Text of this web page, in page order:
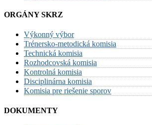
ORGÁNY SKRZ
Výkonný výbor
Trénersko-metodická komisia
Technická komisia
Rozhodcovská komisia
Kontrolná komisia
Disciplinárna komisia
Komisia pre riešenie sporov
DOKUMENTY